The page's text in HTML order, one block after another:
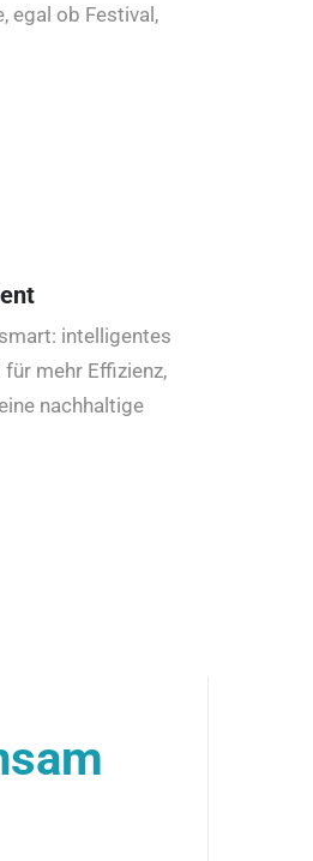
egal ob Festival,
intelligentes
mehr Effizienz,
nachhaltige